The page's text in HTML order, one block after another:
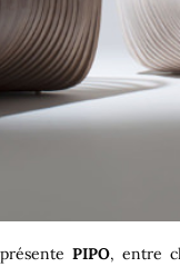
présentePIPO, entre